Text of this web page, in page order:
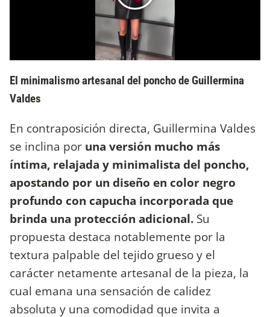
El minimalismo artesanal del poncho de Guillermina
Valdes
En contraposición directa, Guillermina Valdes
se inclina por una versión mucho más
íntima, relajada y minimalista del poncho,
apostando por un diseño en color negro
profundo con capucha incorporada que
brinda una protección adicional. Su
propuesta destaca notablemente por la
textura palpable del tejido grueso y el
carácter netamente artesanal de la pieza, la
cual emana una sensación de calidez
absoluta y una comodidad que invita a